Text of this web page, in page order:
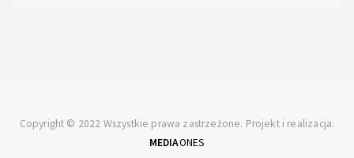
Copyright © 2022 Wszystkie prawa zastrzeżone. Projekt i realizacja:
MEDIAONES